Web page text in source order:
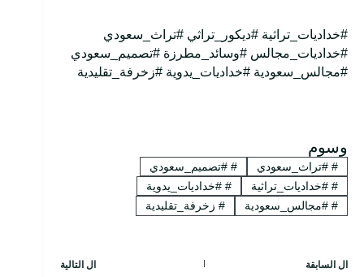
#خداديات_تراثية #ديكور_تراثي #تراث_سعودي
#خداديات_مجالس #وسائد_مطرزة #تصميم_سعودي
#مجالس_سعودية #خداديات_يدوية #زخرفة_تقليدية
وسوم
##تراث_سعودي ##تصميم_سعودي
##خداديات_تراثية ##خداديات_يدوية
##مجالس_سعودية #زخرفة_تقليدية
ال السابقة ال التالية